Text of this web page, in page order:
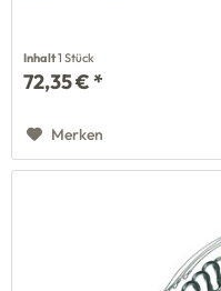
Inhalt1 Stück
72,35 € *
Merken